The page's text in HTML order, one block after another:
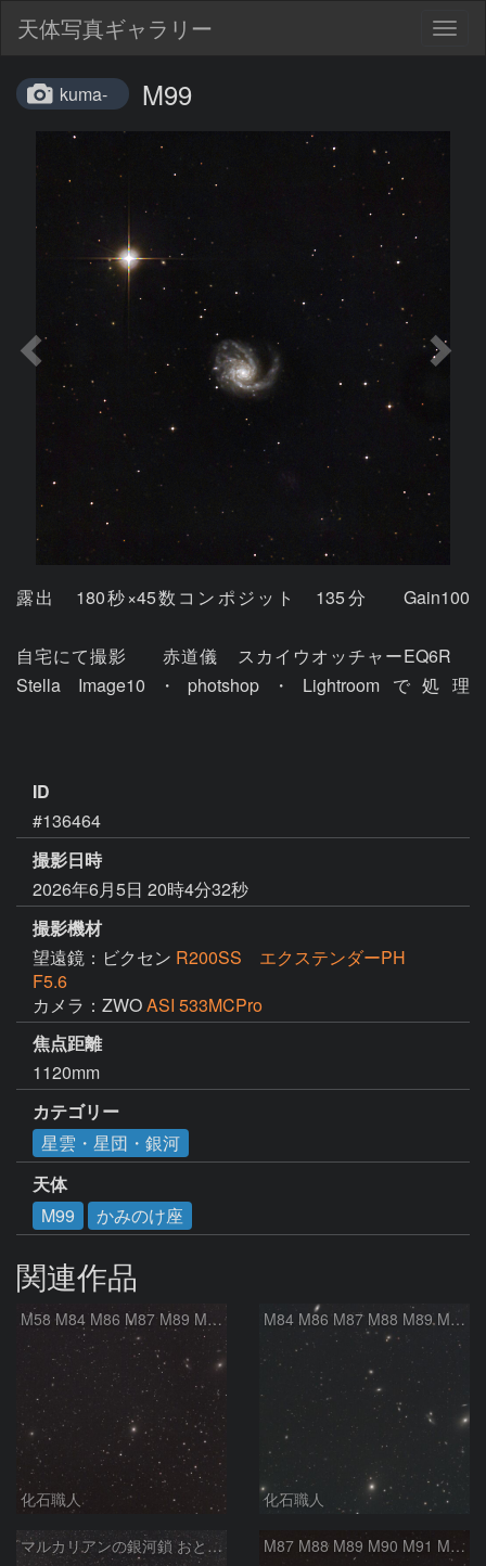
天体写真ギャラリー
kuma- M99
露出　180秒×45数コンポジット　135分	Gain100
自宅にて撮影	赤道儀　スカイウオッチャーEQ6R
Stella Image10・photshop・Lightroomで処理
ID
#136464
撮影日時
2026年6月5日 20時4分32秒
撮影機材
望遠鏡：ビクセン R200SS エクステンダーPH
F5.6
カメラ：ZWOASI 533MCPro
焦点距離
1120mm
カテゴリー
星雲・星団・銀河
天体
M99
かみのけ座
関連作品
M58 M84 M86 M87 M89 M90 マルカリアンの銀河鎖 おとめ座 かみのけ座
化石職人
M84 M86 M87 M88 M89 M90 M91 マルカリアンの銀河鎖 おとめ座 かみのけ座
化石職人
マルカリアンの銀河鎖 おとめ座・ かみのけ座の銀河 M87 M88 M89 M90 M91 M100 マルカリアンの銀河鎖 おとめ座 かみのけ座